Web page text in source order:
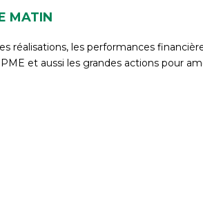
MATIN
réalisations, les performances
et aussi les grandes actions pour